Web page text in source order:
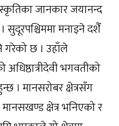
जानकार जयानन्द
सुदूरपश्चिममा मनाइने दशैँ
गरेको छ । उहाँले
भगवतीको
। मानसरोबर क्षेत्रसँग
क्षेत्र भनिएको र